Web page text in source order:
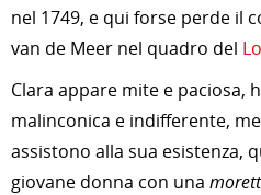
nel 1749, e qui forse perde il
van de Meer nel quadro del
Clara appare mite e paciosa,
malinconica e indifferente,
assistono alla sua esistenza,
giovane donna con una